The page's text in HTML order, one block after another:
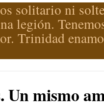
solitario ni
legión.
Trinidad
Un mismo